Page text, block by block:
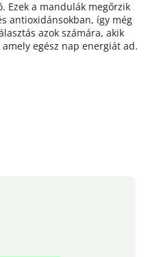
Ezek a mandulák megőrzik
antioxidánsokban, így még
azok számára, akik
egész nap energiát ad.